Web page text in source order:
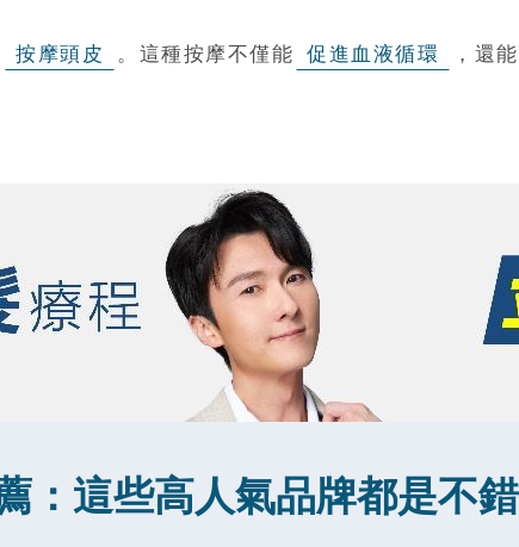
按摩頭皮 。這種按摩不僅能 促進血液循環
，還
：這些高人氣品牌都是不